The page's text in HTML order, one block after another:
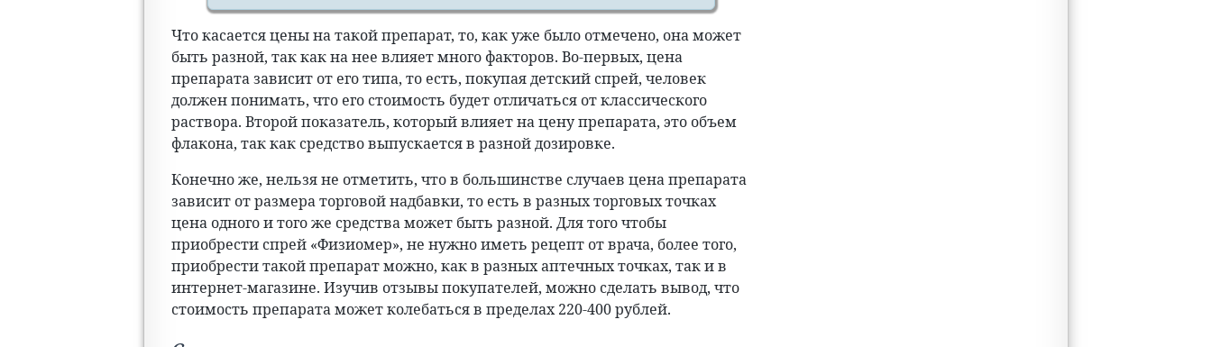
Что касается цены на такой препарат, то, как уже было отмечено, она может
быть разной, так как на нее влияет много факторов. Во-первых, цена
препарата зависит от его типа, то есть, покупая детский спрей, человек
должен понимать, что его стоимость будет отличаться от классического
раствора. Второй показатель, который влияет на цену препарата, это объем
флакона, так как средство выпускается в разной дозировке.
Конечно же, нельзя не отметить, что в большинстве случаев цена препарата
зависит от размера торговой надбавки, то есть в разных торговых точках
цена одного и того же средства может быть разной. Для того чтобы
приобрести спрей «Физиомер», не нужно иметь рецепт от врача, более того,
приобрести такой препарат можно, как в разных аптечных точках, так и в
интернет-магазине. Изучив отзывы покупателей, можно сделать вывод, что
стоимость препарата может колебаться в пределах 220-400 рублей.